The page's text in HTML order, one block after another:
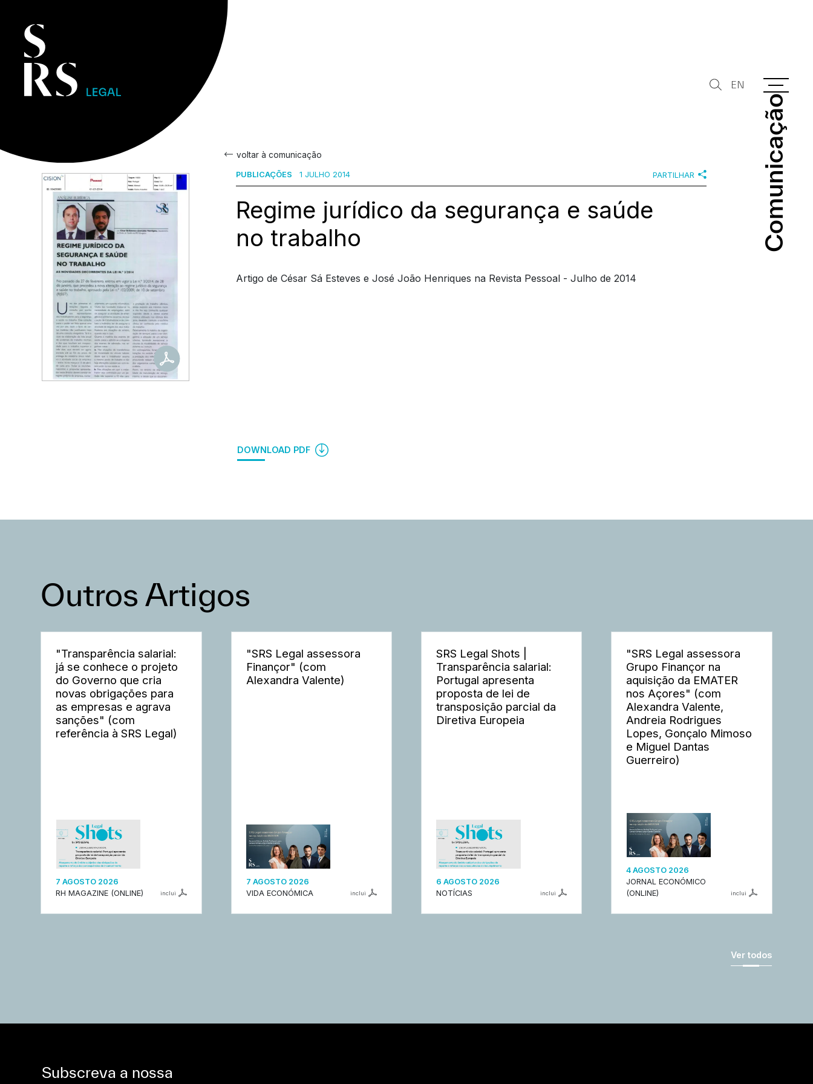
Comunicação
Comunicação
EN
voltar à comunicação
PUBLICAÇÕES 1 JULHO 2014 PARTILHAR
Regime jurídico da segurança e saúde
no trabalho
Artigo de César Sá Esteves e José João Henriques na Revista Pessoal - Julho de 2014
DOWNLOAD PDF
Outros Artigos
"Transparência salarial:
já se conhece o projeto
do Governo que cria
novas obrigações para
as empresas e agrava
sanções" (com
referência à SRS Legal)
7 AGOSTO 2026
RH MAGAZINE (ONLINE)
inclui
"SRS Legal assessora
Finançor" (com
Alexandra Valente)
7 AGOSTO 2026
VIDA ECONÓMICA
inclui
SRS Legal Shots |
Transparência salarial:
Portugal apresenta
proposta de lei de
transposição parcial da
Diretiva Europeia
6 AGOSTO 2026
NOTÍCIAS
inclui
"SRS Legal assessora
Grupo Finançor na
aquisição da EMATER
nos Açores" (com
Alexandra Valente,
Andreia Rodrigues
Lopes, Gonçalo Mimoso
e Miguel Dantas
Guerreiro)
4 AGOSTO 2026
JORNAL ECONÓMICO
(ONLINE)
inclui
Ver todos
Subscreva a nossa